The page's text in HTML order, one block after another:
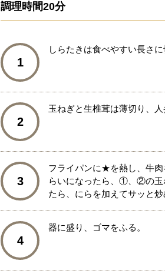
調理時間20分
1
しらたきは食べやすい長さ
2
玉ねぎと生椎茸は薄切り、
3
フライパンに★を熱し、牛
らいになったら、①、②の玉
たら、にらを加えてサッと炒
4
器に盛り、ゴマをふる。